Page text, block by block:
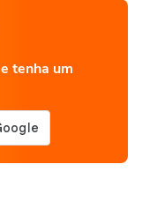
tenha um